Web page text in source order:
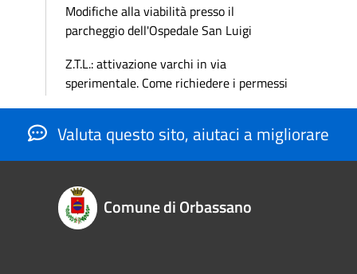
Modifiche alla viabilità presso il
parcheggio dell'Ospedale San Luigi
Z.T.L.: attivazione varchi in via
sperimentale. Come richiedere i permessi
Valuta questo sito, aiutaci a migliorare
Comune di Orbassano